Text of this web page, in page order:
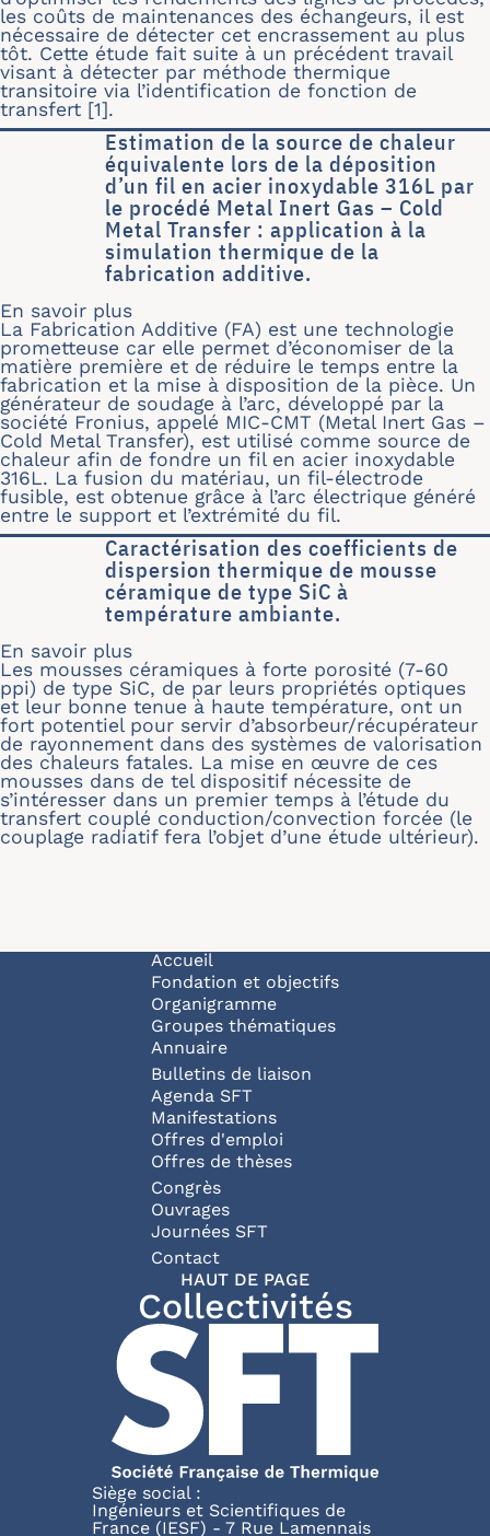
les coûts de maintenances des échangeurs, il est
nécessaire de détecter cet encrassement au plus
tôt. Cette étude fait suite à un précédent travail
visant à détecter par méthode thermique
transitoire via l’identification de fonction de
transfert [1].
Estimation de la source de chaleur
équivalente lors de la déposition
d’un fil en acier inoxydable 316L par
le procédé Metal Inert Gas – Cold
Metal Transfer : application à la
simulation thermique de la
fabrication additive.
En savoir plus
La Fabrication Additive (FA) est une technologie
prometteuse car elle permet d’économiser de la
matière première et de réduire le temps entre la
fabrication et la mise à disposition de la pièce. Un
générateur de soudage à l’arc, développé par la
société Fronius, appelé MIC-CMT (Metal Inert Gas –
Cold Metal Transfer), est utilisé comme source de
chaleur afin de fondre un fil en acier inoxydable
316L. La fusion du matériau, un fil-électrode
fusible, est obtenue grâce à l’arc électrique généré
entre le support et l’extrémité du fil.
Caractérisation des coefficients de
dispersion thermique de mousse
céramique de type SiC à
température ambiante.
En savoir plus
Les mousses céramiques à forte porosité (7-60
ppi) de type SiC, de par leurs propriétés optiques
et leur bonne tenue à haute température, ont un
fort potentiel pour servir d’absorbeur/récupérateur
de rayonnement dans des systèmes de valorisation
des chaleurs fatales. La mise en œuvre de ces
mousses dans de tel dispositif nécessite de
s’intéresser dans un premier temps à l’étude du
transfert couplé conduction/convection forcée (le
couplage radiatif fera l’objet d’une étude ultérieur).
Navigation principale
Accueil
Fondation et objectifs
Organigramme
Groupes thématiques
Annuaire
Bulletins de liaison
Agenda SFT
Manifestations
Offres d'emploi
Offres de thèses
Congrès
Ouvrages
Journées SFT
Pied de page
Contact
HAUT DE PAGE
Collectivités
Siège social :
Ingénieurs et Scientifiques de
France (IESF) - 7 Rue Lamennais